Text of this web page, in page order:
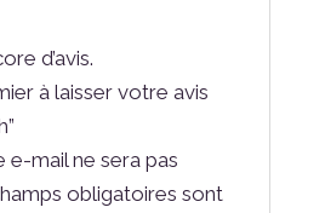
d’avis.
à laisser votre avis
e-mail ne sera pas
obligatoires sont